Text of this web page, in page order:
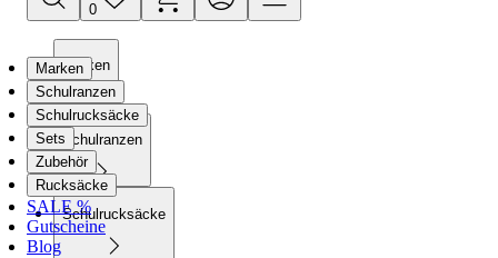
0
Marken
Schulranzen
Schulrucksäcke
Marken
Schulranzen
Schulrucksäcke
Sets
Zubehör
Rucksäcke
SALE %
Gutscheine
Blog